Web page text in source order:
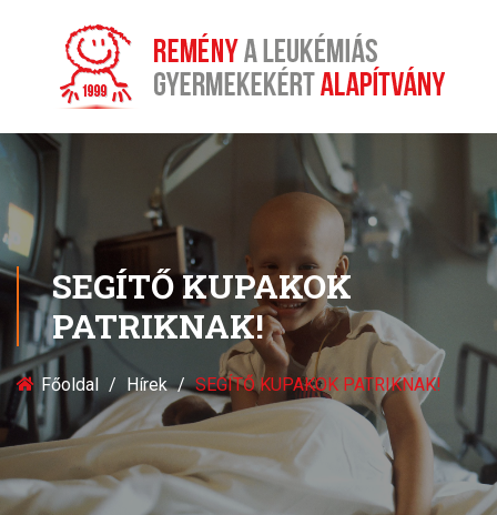
SEGÍTŐ KUPAKOK
PATRIKNAK!
Főoldal Hírek SEGÍTŐ KUPAKOK PATRIKNAK!